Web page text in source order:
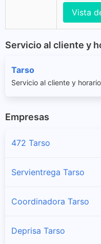
Vista
Servicio al cliente y
Tarso
Servicio al cliente y
Empresas
472 Tarso
Servientrega Tarso
Coordinadora Tarso
Deprisa Tarso